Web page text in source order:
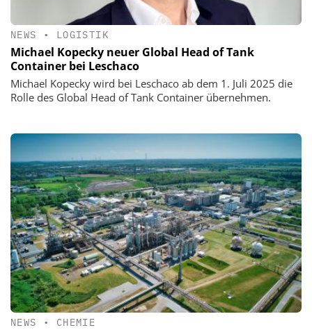
NEWS • LOGISTIK
Michael Kopecky neuer Global Head of Tank
Container bei Leschaco
Michael Kopecky wird bei Leschaco ab dem 1. Juli 2025 die
Rolle des Global Head of Tank Container übernehmen.
NEWS • CHEMIE